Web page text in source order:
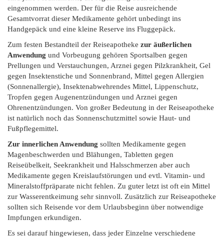
eingenommen werden. Der für die Reise ausreichende
Gesamtvorrat dieser Medikamente gehört unbedingt ins
Handgepäck und eine kleine Reserve ins Fluggepäck.
Zum festen Bestandteil der Reiseapotheke zur äußerlichen
Anwendung und Vorbeugung gehören Sportsalben gegen
Prellungen und Verstauchungen, Arznei gegen Pilzkrankheit, Gel
gegen Insektenstiche und Sonnenbrand, Mittel gegen Allergien
(Sonnenallergie), Insektenabwehrendes Mittel, Lippenschutz,
Tropfen gegen Augenentzündungen und Arznei gegen
Ohrenentzündungen. Von großer Bedeutung in der Reiseapotheke
ist natürlich noch das Sonnenschutzmittel sowie Haut- und
Fußpflegemittel.
Zur innerlichen Anwendung sollten Medikamente gegen
Magenbeschwerden und Blähungen, Tabletten gegen
Reiseübelkeit, Seekrankheit und Halsschmerzen aber auch
Medikamente gegen Kreislaufstörungen und evtl. Vitamin- und
Mineralstoffpräparate nicht fehlen. Zu guter letzt ist oft ein Mittel
zur Wasserentkeimung sehr sinnvoll. Zusätzlich zur Reiseapotheke
sollten sich Reisende vor dem Urlaubsbeginn über notwendige
Impfungen erkundigen.
Es sei darauf hingewiesen, dass jeder Einzelne verschiedene